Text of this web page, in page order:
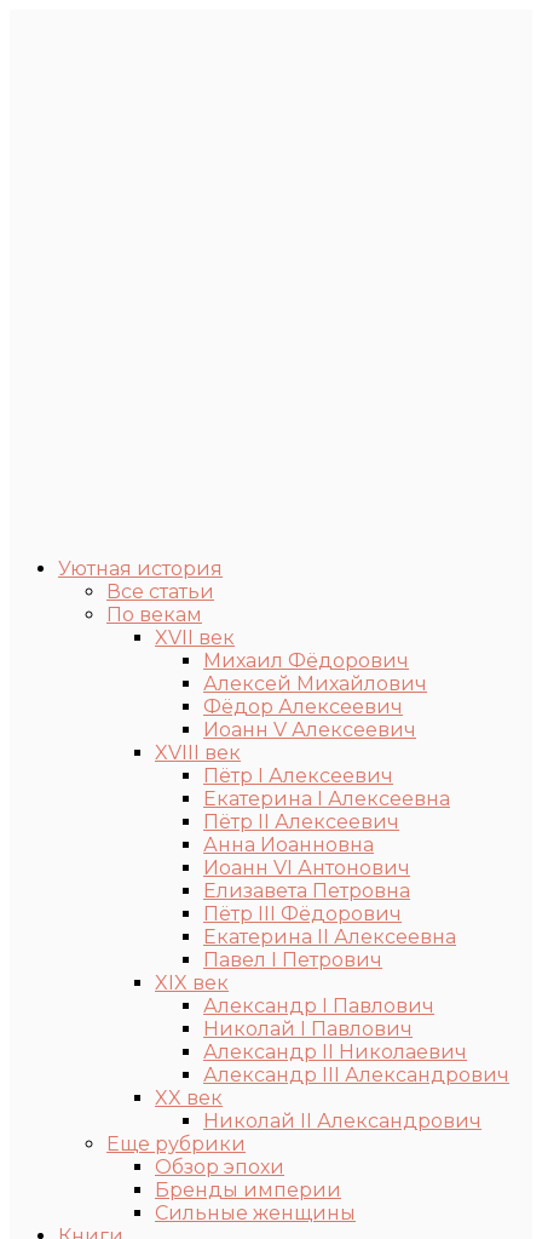
Уютная история
Все статьи
По векам
XVII век
Михаил Фёдорович
Алексей Михайлович
Фёдор Алексеевич
Иоанн V Алексеевич
XVIII век
Пётр I Алексеевич
Екатерина I Алексеевна
Пётр II Алексеевич
Анна Иоанновна
Иоанн VI Антонович
Елизавета Петровна
Пётр III Фёдорович
Екатерина II Алексеевна
Павел I Петрович
XIX век
Александр I Павлович
Николай I Павлович
Александр II Николаевич
Александр III Александрович
XX век
Николай II Александрович
Еще рубрики
Обзор эпохи
Бренды империи
Сильные женщины